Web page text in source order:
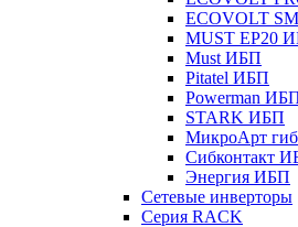
ECOVOLT
MUST EP20
Must ИБП
Pitatel ИБП
Powerman
STARK ИБП
МикроАрт
Сибконтакт
Энергия ИБП
Сетевые инверторы
Серия RACK